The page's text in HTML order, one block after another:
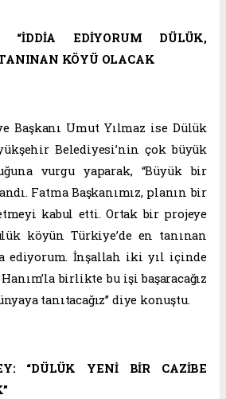
EDİYORUM DÜLÜK,
KÖYÜ OLACAK
Başkanı Umut Yılmaz ise Dülük
Belediyesi’nin çok büyük
vurgu yaparak, “Büyük bir
Fatma Başkanımız, planın bir
kabul etti. Ortak bir projeye
köyün Türkiye’de en tanınan
ediyorum. İnşallah iki yıl içinde
birlikte bu işi başaracağız
tanıtacağız” diye konuştu.
“DÜLÜK YENİ BİR CAZİBE